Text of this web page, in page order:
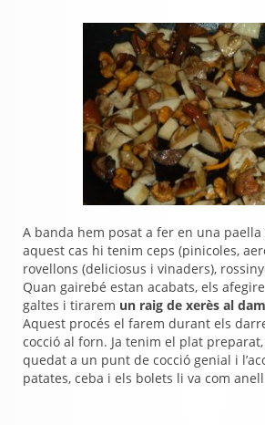
A banda hem posat a fer en una paella
aquest cas hi tenim ceps (pinicoles,
rovellons (deliciosus i vinaders),
Quan gairebé estan acabats, els
galtes i tirarem un raig de xerès al
Aquest procés el farem durant els
cocció al forn. Ja tenim el plat
quedat a un punt de cocció genial i
patates, ceba i els bolets li va com